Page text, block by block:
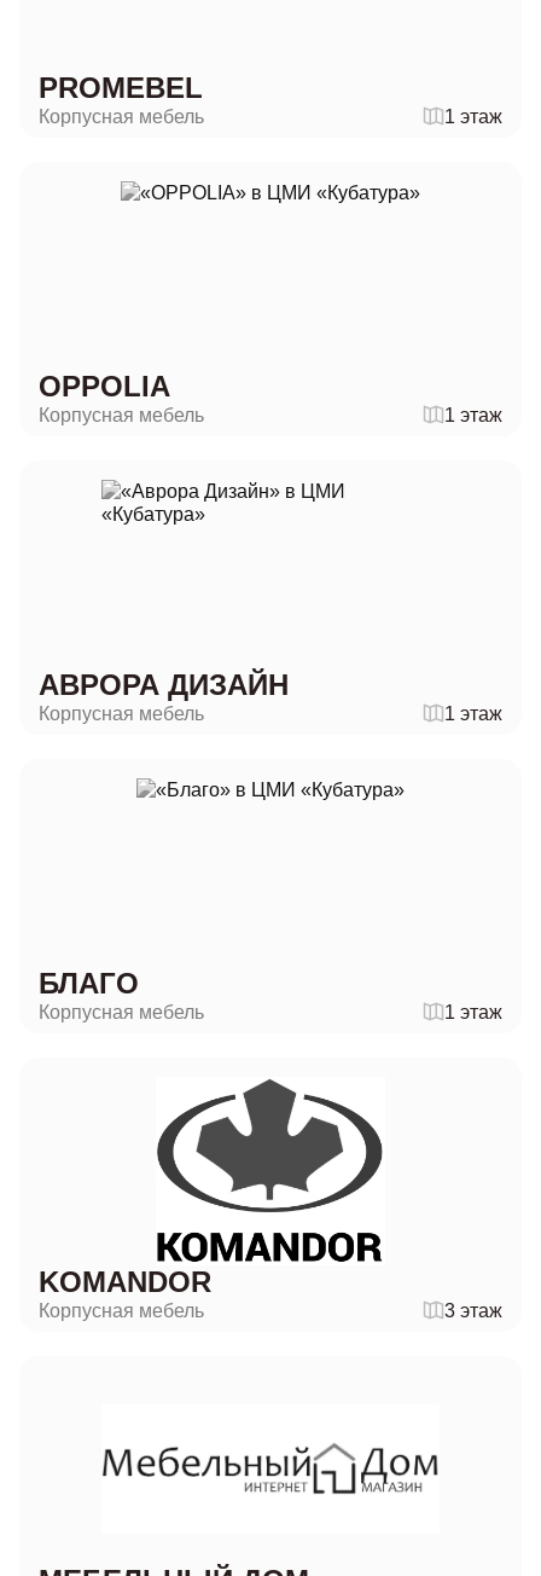
PROMEBEL
Корпусная мебель 1 этаж
OPPOLIA
Корпусная мебель 1 этаж
АВРОРА ДИЗАЙН
Корпусная мебель 1 этаж
БЛАГО
Корпусная мебель 1 этаж
KOMANDOR
Корпусная мебель 3 этаж